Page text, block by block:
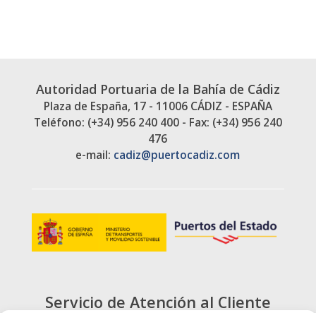
Autoridad Portuaria de la Bahía de Cádiz
Plaza de España, 17 - 11006 CÁDIZ - ESPAÑA
Teléfono: (+34) 956 240 400 - Fax: (+34) 956 240
476
e-mail: cadiz@puertocadiz.com
Servicio de Atención al Cliente